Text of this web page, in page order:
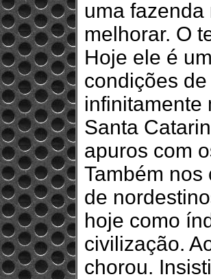
uma
melhorar. O
Hoje ele é
condições
infinitamente
Santa
apuros com
Também
de
hoje como
civilização.
chorou.